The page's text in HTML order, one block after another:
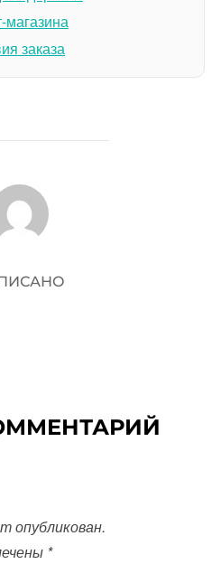
магазина
заказа
ЗАПИСИ
опубликован.
*